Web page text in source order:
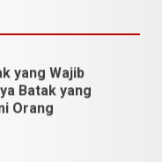
Batak yang
Orang